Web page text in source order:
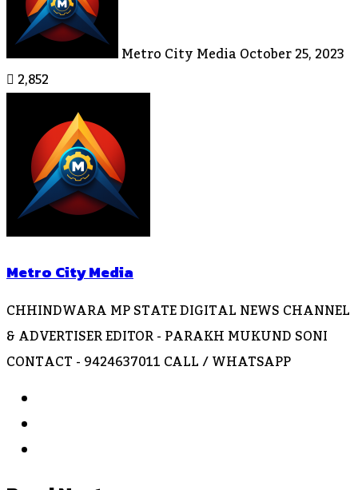
Metro City MediaOctober 25, 2023
2,852
Metro City Media
CHHINDWARA MP STATE DIGITAL NEWS CHANNEL
& ADVERTISER EDITOR - PARAKH MUKUND SONI
CONTACT - 9424637011 CALL / WHATSAPP